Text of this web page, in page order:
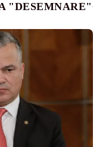
"DESEMNARE"